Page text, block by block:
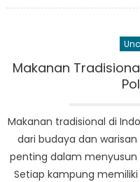
Makanan
Makanan tradisional di
dari budaya dan
penting dalam
Setiap kampung